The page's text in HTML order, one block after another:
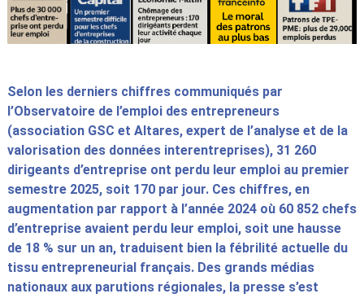
Selon les derniers chiffres communiqués par
l’Observatoire de l’emploi des entrepreneurs
(association GSC et Altares, expert de l’analyse et de la
valorisation des données interentreprises), 31 260
dirigeants d’entreprise ont perdu leur emploi au premier
semestre 2025, soit 170 par jour. Ces chiffres, en
augmentation par rapport à l’année 2024 où 60 852 chefs
d’entreprise avaient perdu leur emploi, soit une hausse
de 18 % sur un an, traduisent bien la fébrilité actuelle du
tissu entrepreneurial français. Des grands médias
nationaux aux parutions régionales, la presse s’est